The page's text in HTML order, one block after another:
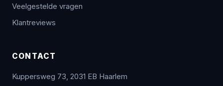
Veelgestelde vragen
Klantreviews
CONTACT
Kuppersweg 73, 2031 EB Haarlem